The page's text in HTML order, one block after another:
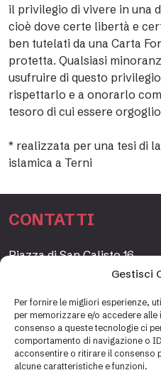
Gestisci
Per fornire le migliori esperienze,
per memorizzare e/o accedere
consenso a queste tecnologie ci
comportamento di navigazione o
acconsentire o ritirare il consenso
alcune caratteristiche e funzioni.
il privilegio di vivere in una
cioè dove certe libertà e
ben tutelati da una Carta
protetta. Qualsiasi
usufruire di questo
rispettarlo e a onorarlo
tesoro di cui essere
* realizzata per una tesi di
islamica a Terni
CONTATTI
Piazza di San Calisto 16,
SEGRETERIA